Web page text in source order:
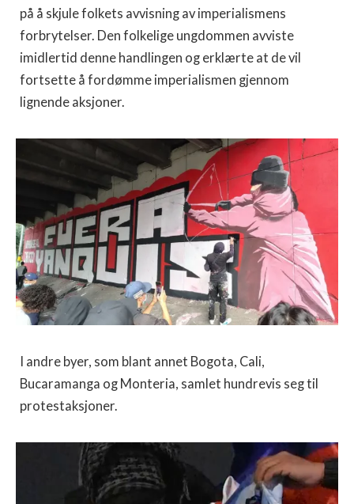
på å skjule folkets avvisning av imperialismens
forbrytelser. Den folkelige ungdommen avviste
imidlertid denne handlingen og erklærte at de vil
fortsette å fordømme imperialismen gjennom
lignende aksjoner.
I andre byer, som blant annet Bogota, Cali,
Bucaramanga og Monteria, samlet hundrevis seg til
protestaksjoner.
Videoavspiller